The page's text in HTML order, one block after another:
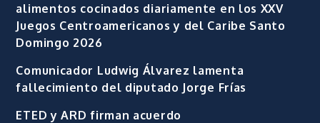
alimentos cocinados diariamente en los XXV
Juegos Centroamericanos y del Caribe Santo
Domingo 2026
Comunicador Ludwig Álvarez lamenta
fallecimiento del diputado Jorge Frías
ETED y ARD firman acuerdo